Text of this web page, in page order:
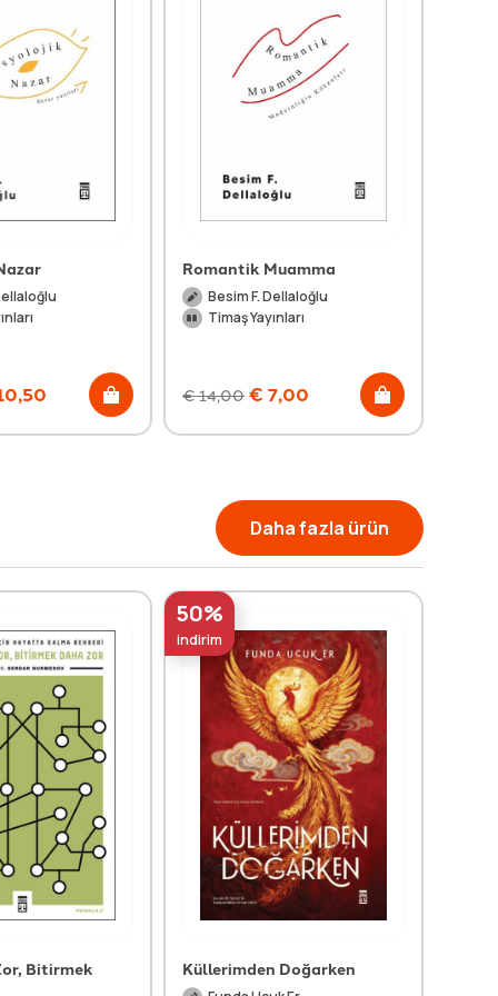
Romantik Muamma
Besim F. Dellaloğlu
Timaş Yayınları
€14,00 € 7,00
Daha fazla ürün
Bitirmek
50%
indirim
Küllerimden Doğarken